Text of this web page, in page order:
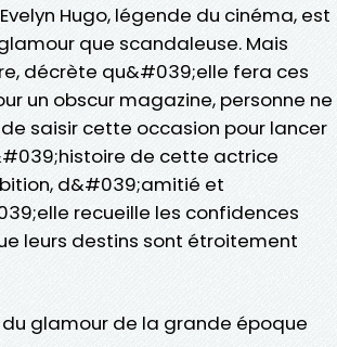
Hugo, légende du cinéma, est
que scandaleuse. Mais
décrète qu&#039;elle fera ces
un obscur magazine, personne ne
saisir cette occasion pour lancer
de cette actrice
d&#039;amitié et
recueille les confidences
leurs destins sont étroitement
glamour de la grande époque